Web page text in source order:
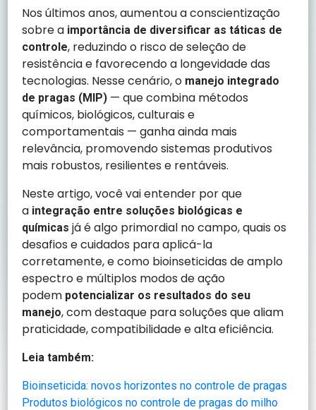
Nos últimos anos, aumentou a conscientização
sobre a importância de diversificar as táticas de
controle, reduzindo o risco de seleção de
resistência e favorecendo a longevidade das
tecnologias. Nesse cenário, o manejo integrado
de pragas (MIP) — que combina métodos
químicos, biológicos, culturais e
comportamentais — ganha ainda mais
relevância, promovendo sistemas produtivos
mais robustos, resilientes e rentáveis.
Neste artigo, você vai entender por que
a integração entre soluções biológicas e
químicasjá é algo primordial no campo, quais os
desafios e cuidados para aplicá-la
corretamente, e como bioinseticidas de amplo
espectro e múltiplos modos de ação
podem potencializar os resultados do seu
manejo, com destaque para soluções que aliam
praticidade, compatibilidade e alta eficiência.
Leia também:
Bioinseticida: novos horizontes no controle de pragas
Produtos biológicos no controle de pragas do milho